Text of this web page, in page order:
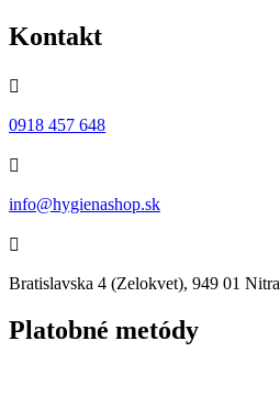
Kontakt

0918 457 648

info@hygienashop.sk

Bratislavska 4 (Zelokvet), 949 01 Nitra
Platobné metódy